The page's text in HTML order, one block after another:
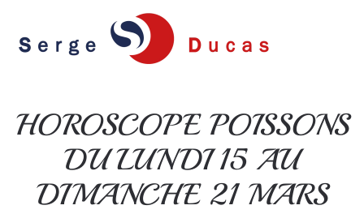
Skip to main content
HOROSCOPE POISSONS
DU LUNDI 15 AU
DIMANCHE 21 MARS